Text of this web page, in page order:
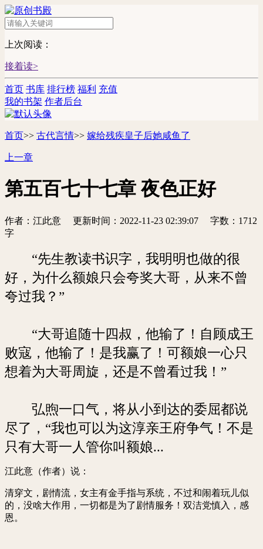
上次阅读：
接着读>
首页 书库 排行榜 福利 充值
我的书架 作者后台
首页>> 古代言情>> 嫁给残疾皇子后她咸鱼了
上一章
第五百七十七章 夜色正好
作者：江此意 更新时间：2022-11-23 02:39:07
字数：1712
字
“先生教读书识字，我明明也做的很
好，为什么额娘只会夸奖大哥，从来不曾
夸过我？”
“大哥追随十四叔，他输了！自顾成王
败寇，他输了！是我赢了！可额娘一心只
想着为大哥周旋，还是不曾看过我！”
弘煦一口气，将从小到达的委屈都说
尽了，“我也可以为这淳亲王府争气！不是
只有大哥一人管你叫额娘...
江此意（作者）说：
清穿文，剧情流，女主有金手指与系统，不过和闹着玩儿似
的，没啥大作用，一切都是为了剧情服务！双洁党慎入，感
恩。